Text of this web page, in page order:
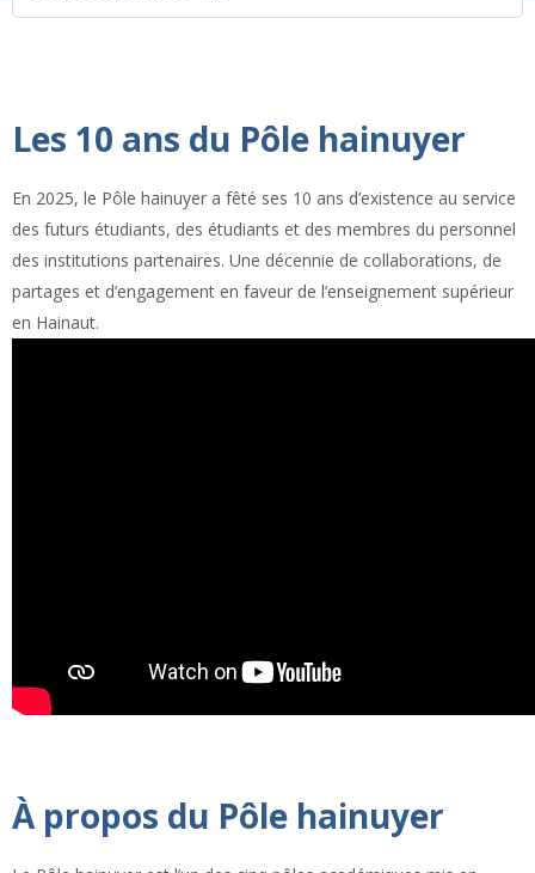
Les 10 ans du Pôle hainuyer
En 2025, le Pôle hainuyer a fêté ses 10 ans d’existence au service
des futurs étudiants, des étudiants et des membres du personnel
des institutions partenaires. Une décennie de collaborations, de
partages et d’engagement en faveur de l’enseignement supérieur
en Hainaut.
À propos du Pôle hainuyer